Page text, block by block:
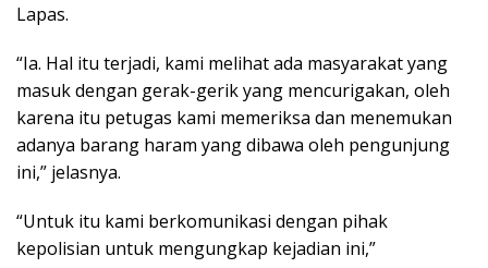
Lapas.
“Ia. Hal itu terjadi, kami melihat ada masyarakat yang
masuk dengan gerak-gerik yang mencurigakan, oleh
karena itu petugas kami memeriksa dan menemukan
adanya barang haram yang dibawa oleh pengunjung
ini,” jelasnya.
“Untuk itu kami berkomunikasi dengan pihak
kepolisian untuk mengungkap kejadian ini,”